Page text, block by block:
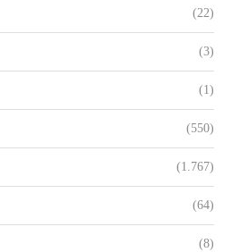
(22)
(3)
(1)
(550)
(1.767)
(64)
(8)